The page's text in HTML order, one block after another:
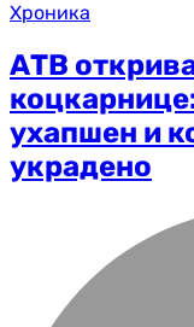
Хроника
АТВ
ухапшен и
украдено